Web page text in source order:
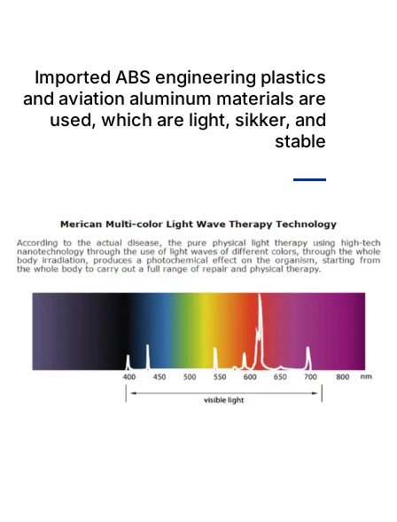
Imported ABS engineering plastics
and aviation aluminum materials are
used, which are light, sikker, and
stable